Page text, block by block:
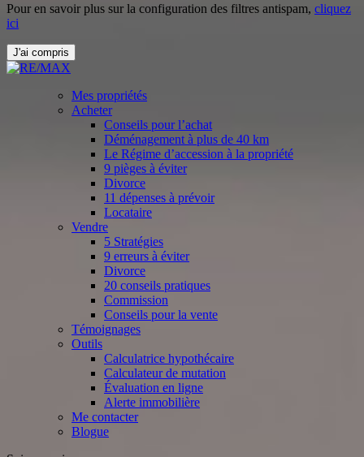
Pour en savoir plus sur la configuration des filtres antispam, cliquez
ici
J'ai compris
Mes propriétés
Acheter
Conseils pour l’achat
Déménagement à plus de 40 km
Le Régime d’accession à la propriété
9 pièges à éviter
Divorce
11 dépenses à prévoir
Locataire
Vendre
5 Stratégies
9 erreurs à éviter
Divorce
20 conseils pratiques
Commission
Conseils pour la vente
Témoignages
Outils
Calculatrice hypothécaire
Calculateur de mutation
Évaluation en ligne
Alerte immobilière
Me contacter
Blogue